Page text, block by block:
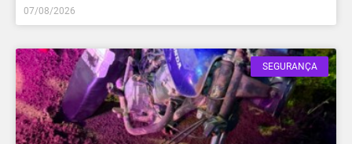
07/08/2026
SEGURANÇA